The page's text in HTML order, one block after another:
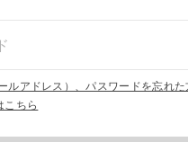
ルアドレス）、パスワードを忘れ
こちら